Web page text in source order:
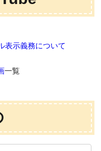
表示義務について
一覧